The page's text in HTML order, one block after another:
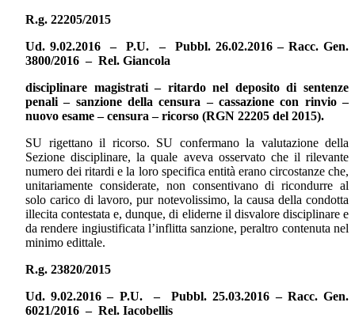
R.g. 22205/2015
Ud. 9.02.2016 – P.U. – Pubbl. 26.02.2016 – Racc. Gen.
3800/2016 – Rel. Giancola
disciplinare magistrati – ritardo nel deposito di sentenze
penali – sanzione della censura – cassazione con rinvio –
nuovo esame – censura – ricorso (RGN 22205 del 2015).
SU rigettano il ricorso. SU confermano la valutazione della
Sezione disciplinare, la quale aveva osservato che il rilevante
numero dei ritardi e la loro specifica entità erano circostanze che,
unitariamente considerate, non consentivano di ricondurre al
solo carico di lavoro, pur notevolissimo, la causa della condotta
illecita contestata e, dunque, di eliderne il disvalore disciplinare e
da rendere ingiustificata l’inflitta sanzione, peraltro contenuta nel
minimo edittale.
R.g. 23820/2015
Ud. 9.02.2016 – P.U. – Pubbl. 25.03.2016 – Racc. Gen.
6021/2016 – Rel. Iacobellis